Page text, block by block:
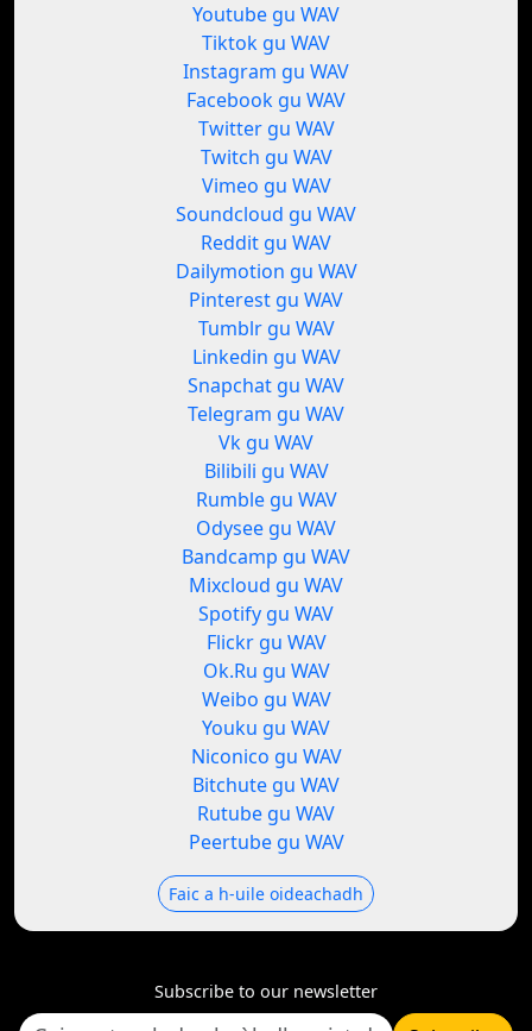
Youtube gu WAV
Tiktok gu WAV
Instagram gu WAV
Facebook gu WAV
Twitter gu WAV
Twitch gu WAV
Vimeo gu WAV
Soundcloud gu WAV
Reddit gu WAV
Dailymotion gu WAV
Pinterest gu WAV
Tumblr gu WAV
Linkedin gu WAV
Snapchat gu WAV
Telegram gu WAV
Vk gu WAV
Bilibili gu WAV
Rumble gu WAV
Odysee gu WAV
Bandcamp gu WAV
Mixcloud gu WAV
Spotify gu WAV
Flickr gu WAV
Ok.Ru gu WAV
Weibo gu WAV
Youku gu WAV
Niconico gu WAV
Bitchute gu WAV
Rutube gu WAV
Peertube gu WAV
Faic a h-uile oideachadh
Subscribe to our newsletter